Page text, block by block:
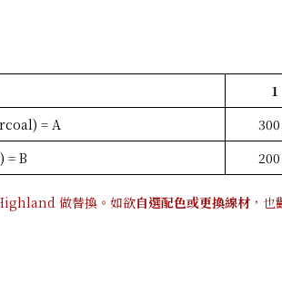
1
= A
= B
做替換。如欲自選配色或更換線材 ，